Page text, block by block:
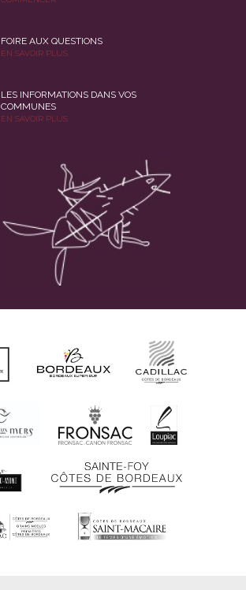
FOIRE AUX QUESTIONS
EN SAVOIR PLUS
LES INFORMATIONS DANS VOS
COMMUNES
EN SAVOIR PLUS